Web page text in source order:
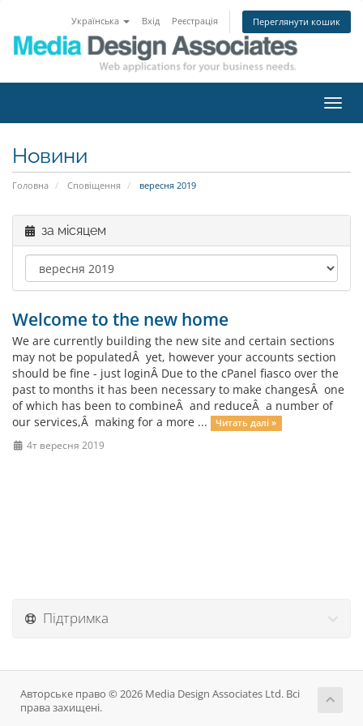
Українська Вхід Реєстрація Переглянути кошик
Новини
Головна Сповіщення вересня 2019
за місяцем
Welcome to the new home
We are currently building the new site and certain sections
may not be populatedÂ yet, however your accounts section
should be fine - just loginÂ Due to the cPanel fiasco over the
past to months it has been necessary to make changesÂ one
of which has been to combineÂ and reduceÂ a number of
our services,Â making for a more ...
Читать далі »
4т вересня 2019
Підтримка
Авторське право © 2026 Media Design Associates Ltd. Всі
права захищені.